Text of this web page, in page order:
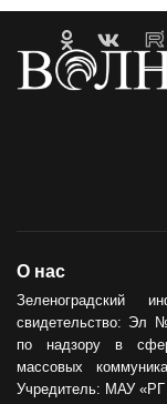
О нас
Зеленоградский
свидетельство: Эл
по надзору в
массовых
Учредитель: МАУ «РГ